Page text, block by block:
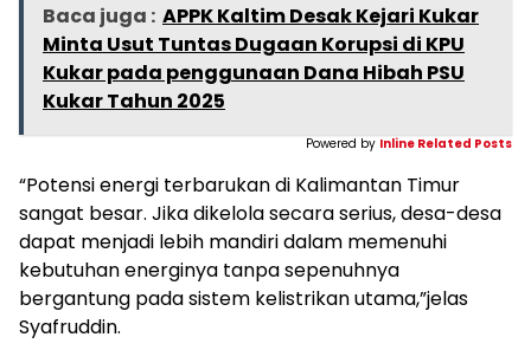
Baca juga : APPK Kaltim Desak Kejari Kukar
Minta Usut Tuntas Dugaan Korupsi di KPU
Kukar pada penggunaan Dana Hibah PSU
Kukar Tahun 2025
Powered by Inline Related Posts
“Potensi energi terbarukan di Kalimantan Timur
sangat besar. Jika dikelola secara serius, desa-desa
dapat menjadi lebih mandiri dalam memenuhi
kebutuhan energinya tanpa sepenuhnya
bergantung pada sistem kelistrikan utama,”jelas
Syafruddin.